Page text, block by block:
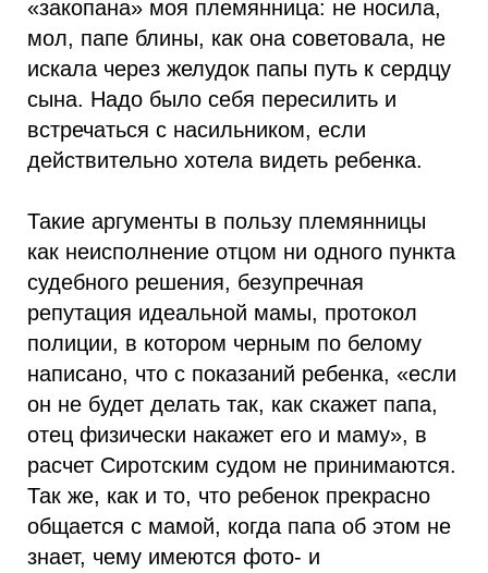
«закопана» моя племянница: не носила,
мол, папе блины, как она советовала, не
искала через желудок папы путь к сердцу
сына. Надо было себя пересилить и
встречаться с насильником, если
действительно хотела видеть ребенка.
Такие аргументы в пользу племянницы
как неисполнение отцом ни одного пункта
судебного решения, безупречная
репутация идеальной мамы, протокол
полиции, в котором черным по белому
написано, что с показаний ребенка, «если
он не будет делать так, как скажет папа,
отец физически накажет его и маму», в
расчет Сиротским судом не принимаются.
Так же, как и то, что ребенок прекрасно
общается с мамой, когда папа об этом не
знает, чему имеются фото- и